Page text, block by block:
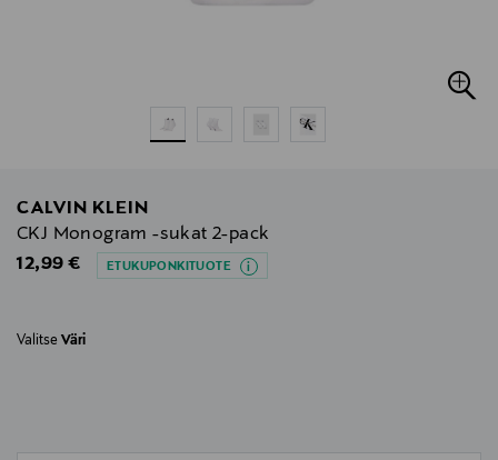
CALVIN KLEIN
CKJ Monogram -sukat 2-pack
Original Price
12,99 € ETUKUPONKITUOTE
Valitse Väri